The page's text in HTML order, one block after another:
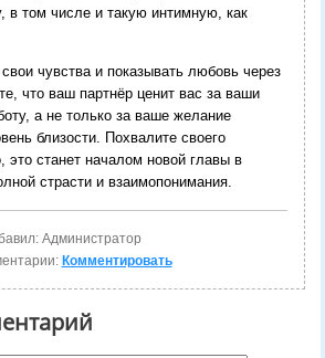
в том числе и такую интимную, как
чувства и показывать любовь через
что ваш партнёр ценит вас за ваши
а не только за ваше желание
близости. Похвалите своего
станет началом новой главы в
страсти и взаимопонимания.
Администратор
Комментировать